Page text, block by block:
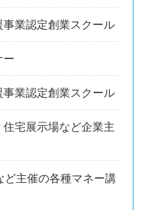
業認定創業スクール
ー
業認定創業スクール
宅展示場など企業主
ど主催の各種マネー講